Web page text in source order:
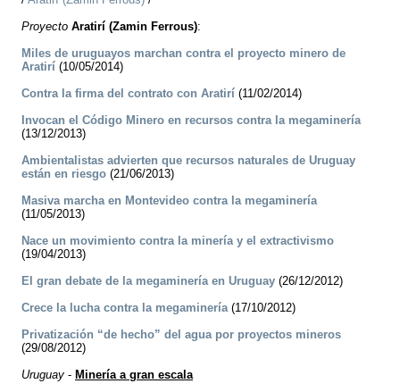
Proyecto Aratirí (Zamin Ferrous):
Miles de uruguayos marchan contra el proyecto minero de
Aratirí (10/05/2014)
Contra la firma del contrato con Aratirí (11/02/2014)
Invocan el Código Minero en recursos contra la megaminería
(13/12/2013)
Ambientalistas advierten que recursos naturales de Uruguay
están en riesgo (21/06/2013)
Masiva marcha en Montevideo contra la megaminería
(11/05/2013)
Nace un movimiento contra la minería y el extractivismo
(19/04/2013)
El gran debate de la megaminería en Uruguay (26/12/2012)
Crece la lucha contra la megaminería(17/10/2012)
Privatización “de hecho” del agua por proyectos mineros
(29/08/2012)
Uruguay - Minería a gran escala